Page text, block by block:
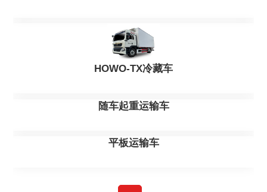
HOWO-TX冷藏车
随车起重运输车
平板运输车